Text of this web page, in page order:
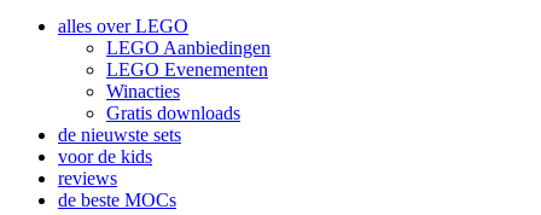
alles over LEGO
LEGO Aanbiedingen
LEGO Evenementen
Winacties
Gratis downloads
de nieuwste sets
voor de kids
reviews
de beste MOCs